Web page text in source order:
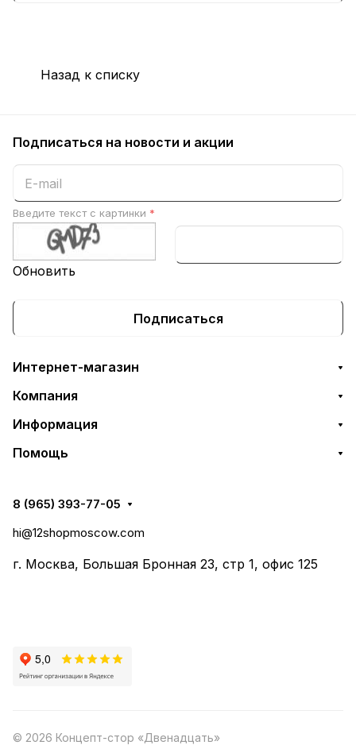
Назад к списку
Подписаться на новости и акции
Введите текст с картинки *
Обновить
Подписаться
Интернет-магазин
Компания
Информация
Помощь
8 (965) 393-77-05
hi@12shopmoscow.com
г. Москва, Большая Бронная 23, стр 1, офис 125
© 2026 Концепт-стор «Двенадцать»